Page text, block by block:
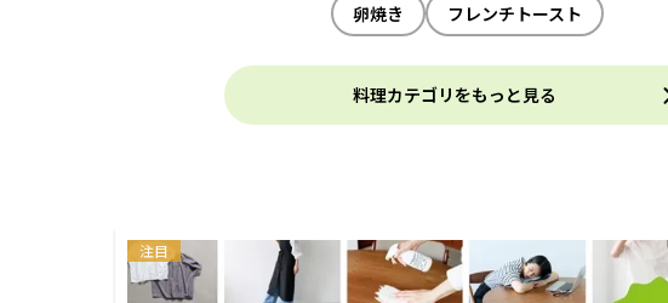
卵焼き
フレンチトースト
料理カテゴリをもっと見る
注目